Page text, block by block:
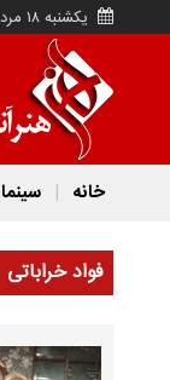
یکشنبه ۱۸ مرداد ۱۴۰۵
خانه سینما
فواد خراباتی